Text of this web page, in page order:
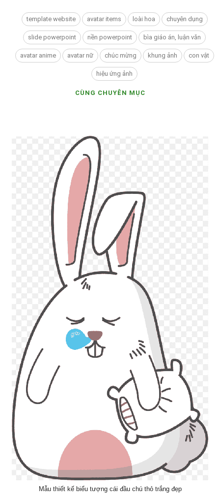
template website avatar items loài hoa chuyên dụng
slide powerpoint nền powerpoint bìa giáo án, luận văn
avatar anime avatar nữ chúc mừng khung ảnh con vật
hiệu ứng ảnh
CÙNG CHUYÊN MỤC
Mẫu thiết kế biểu tượng cái đầu chú thỏ trắng đẹp